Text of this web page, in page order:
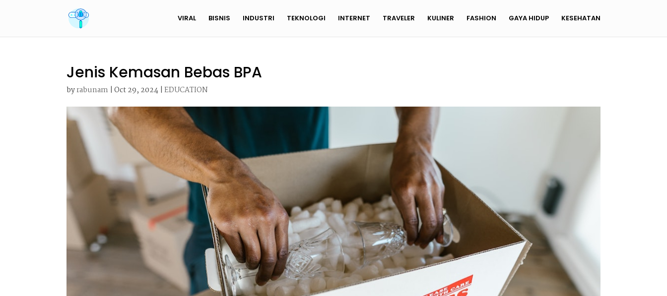
VIRAL BISNIS INDUSTRI TEKNOLOGI INTERNET TRAVELER KULINER FASHION GAYA HIDUP KESEHATAN
Jenis Kemasan Bebas BPA
byrabunam |Oct 29, 2024 |EDUCATION